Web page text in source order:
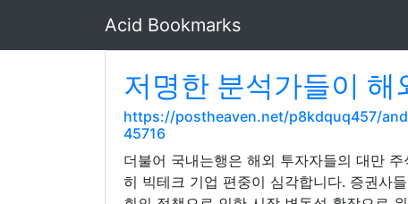
Acid Bookmarks
저명한 분석가들이
https://postheaven.net/p8kdquq457/
45716
더불어 국내는행은 해외 투자자들의 대만
히 빅테크 기업 편중이 심각합니다. 증권사